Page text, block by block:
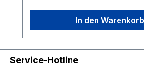
In den Warenkorb
Service-Hotline